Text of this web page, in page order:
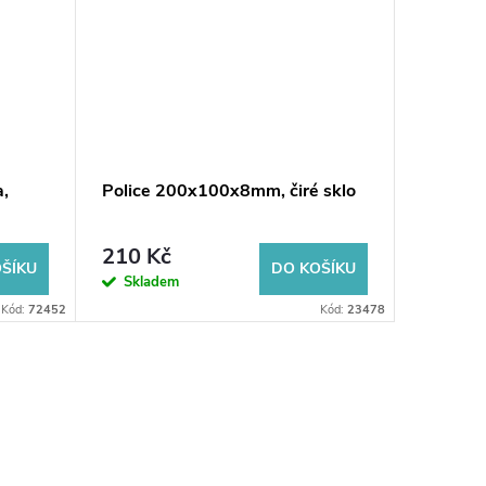
Kód: 72452
Police 200x100x8mm, čiré sklo
210 Kč
Skladem
DO KOŠÍKU
Kód: 23478